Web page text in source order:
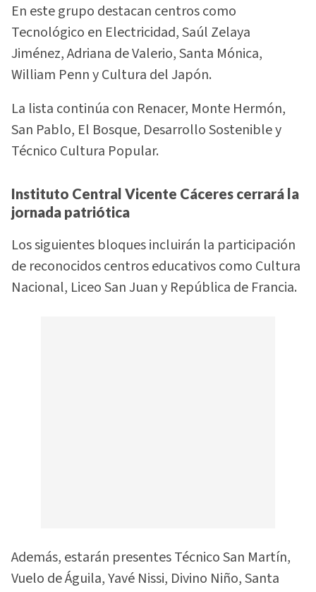
En este grupo destacan centros como
Tecnológico en Electricidad, Saúl Zelaya
Jiménez, Adriana de Valerio, Santa Mónica,
William Penn y Cultura del Japón.
La lista continúa con Renacer, Monte Hermón,
San Pablo, El Bosque, Desarrollo Sostenible y
Técnico Cultura Popular.
Instituto Central Vicente Cáceres cerrará la
jornada patriótica
Los siguientes bloques incluirán la participación
de reconocidos centros educativos como Cultura
Nacional, Liceo San Juan y República de Francia.
Además, estarán presentes Técnico San Martín,
Vuelo de Águila, Yavé Nissi, Divino Niño, Santa